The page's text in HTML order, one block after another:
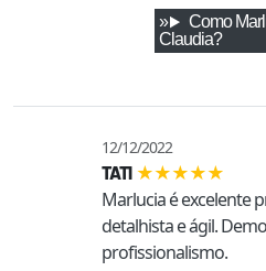
Como
Claudia?
12/12/2022
TATI ★★★★★
Marlucia é excelente
detalhista e ágil.
profissionalismo.